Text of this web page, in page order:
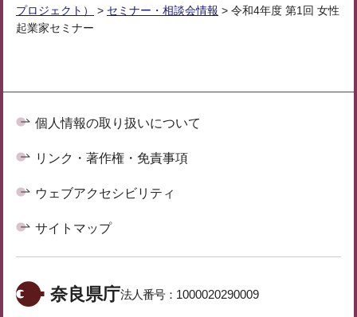
プロジェクト）
> セミナー・相談会情報 > 令和4年度 第1回 女性
起業家セミナー
個人情報の取り扱いについて
リンク・著作権・免責事項
ウェブアクセシビリティ
サイトマップ
奈良県庁法人番号： 1000020290009